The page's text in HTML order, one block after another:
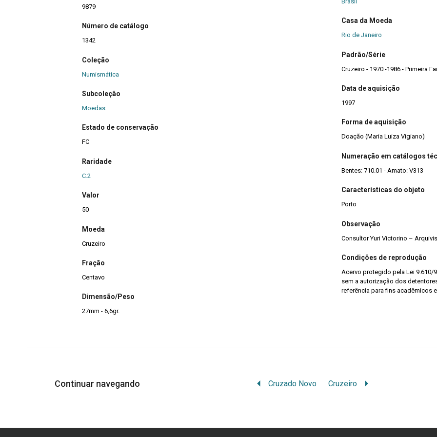
9879
Número de catálogo
1342
Coleção
Numismática
Subcoleção
Moedas
Estado de conservação
FC
Raridade
C.2
Valor
50
Moeda
Cruzeiro
Fração
Centavo
Dimensão/Peso
27mm - 6,6gr.
Casa da Moeda
Rio de Janeiro
Padrão/Série
Data de aquisição
1997
Forma de aquisição
Doação (Maria Luiza Vigiano)
Numeração em catálogos
Bentes: 710.01 - Amato: V313
Características do objeto
Porto
Observação
Consultor Yuri Victorino –
Condições de reprodução
Acervo protegido pela Lei 9.610/
sem a autorização dos
referência para fins acadêmicos
Continuar navegando Cruzado Novo Cruzeiro